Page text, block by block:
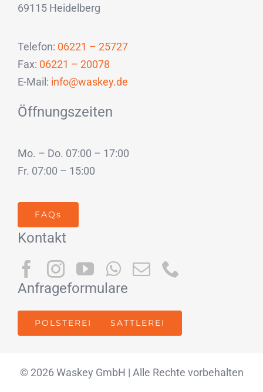
69115 Heidelberg
Telefon: 06221 – 25727
Fax: 06221 – 20078
E-Mail: info@waskey.de
Öffnungszeiten
Mo. – Do. 07:00 – 17:00
Fr. 07:00 – 15:00
FAQs
Kontakt
Anfrageformulare
POLSTEREI SATTLEREI
© 2026 Waskey GmbH | Alle Rechte vorbehalten